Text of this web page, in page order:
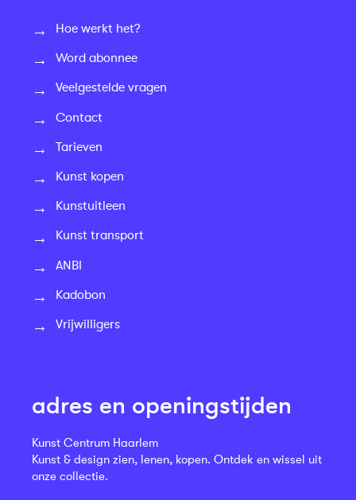
Hoe werkt het?
Word abonnee
Veelgestelde vragen
Contact
Tarieven
Kunst kopen
Kunstuitleen
Kunst transport
ANBI
Kadobon
Vrijwilligers
adres en openingstijden
Kunst Centrum Haarlem
Kunst & design zien, lenen, kopen. Ontdek en wissel uit
onze collectie.